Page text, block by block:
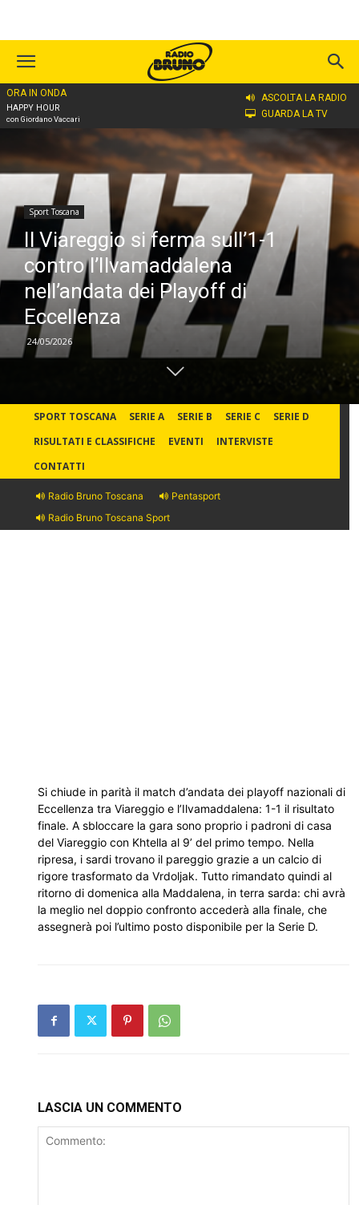
ORA IN ONDA
HAPPY HOUR
con Giordano Vaccari
ASCOLTA LA RADIO
GUARDA LA TV
Home
Sport Toscana
Il Viareggio si ferma sull’1-1
contro l’Ilvamaddalena
nell’andata dei Playoff di
Eccellenza
24/05/2026
SPORT TOSCANA SERIE A SERIE B SERIE C
SERIE D
RISULTATI E CLASSIFICHE
EVENTI
INTERVISTE
CONTATTI
Radio Bruno Toscana
Pentasport
Radio Bruno Toscana Sport
Si chiude in parità il match d’andata dei playoff nazionali di
Eccellenza tra Viareggio e l’Ilvamaddalena: 1-1 il risultato
finale. A sbloccare la gara sono proprio i padroni di casa
del Viareggio con Khtella al 9’ del primo tempo. Nella
ripresa, i sardi trovano il pareggio grazie a un calcio di
rigore trasformato da Vrdoljak. Tutto rimandato quindi al
ritorno di domenica alla Maddalena, in terra sarda: chi avrà
la meglio nel doppio confronto accederà alla finale, che
assegnerà poi l’ultimo posto disponibile per la Serie D.
LASCIA UN COMMENTO